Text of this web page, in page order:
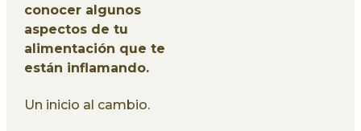
conocer algunos
aspectos de tu
alimentación que te
están inflamando.
Un inicio al cambio.